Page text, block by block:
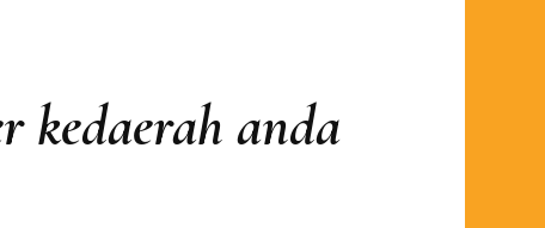
kedaerah anda